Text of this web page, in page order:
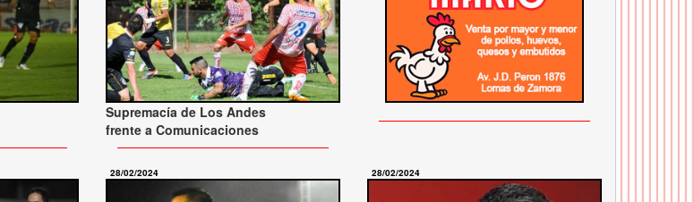
Supremacía de Los Andes
frente a Comunicaciones
28/02/2024 28/02/2024